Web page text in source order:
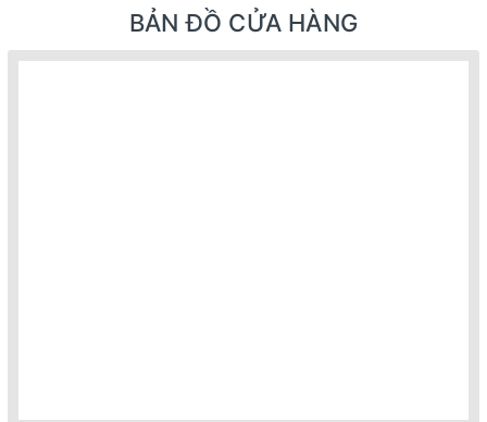
BẢN ĐỒ CỬA HÀNG